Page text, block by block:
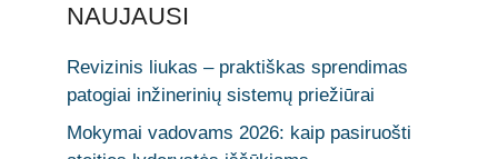
NAUJAUSI
Revizinis liukas – praktiškas sprendimas
patogiai inžinerinių sistemų priežiūrai
Mokymai vadovams 2026: kaip pasiruošti